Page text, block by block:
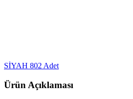
SİYAH 802 Adet
Ürün Açıklaması